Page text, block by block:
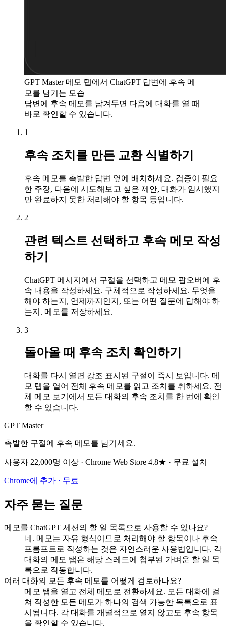
GPT Master 메모 탭에서 ChatGPT 답변에 후속 메
모를 남기는 모습
답변에 후속 메모를 남겨두면 다음에 대화를 열 때
바로 확인할 수 있습니다.
1
후속 조치를 만든 교환 식별하기
후속 메모를 촉발한 답변 옆에 배치하세요. 검증이 필요
한 주장, 다음에 시도해보고 싶은 제안, 대화가 암시했지
만 완료하지 못한 처리해야 할 항목 등입니다.
2
관련 텍스트 선택하고 후속 메모 작성
하기
ChatGPT 메시지에서 구절을 선택하고 메모 팝오버에 후
속 내용을 작성하세요. 구체적으로 작성하세요. 무엇을
해야 하는지, 언제까지인지, 또는 어떤 질문에 답해야 하
는지. 메모를 저장하세요.
3
돌아올 때 후속 조치 확인하기
대화를 다시 열면 강조 표시된 구절이 즉시 보입니다. 메
모 탭을 열어 전체 후속 메모를 읽고 조치를 취하세요. 전
체 메모 보기에서 모든 대화의 후속 조치를 한 번에 확인
할 수 있습니다.
GPT Master
촉발한 구절에 후속 메모를 남기세요.
사용자 22,000명 이상 · Chrome Web Store 4.8★ · 무료 설치
Chrome에 추가 · 무료
자주 묻는 질문
메모를 ChatGPT 세션의 할 일 목록으로 사용할 수 있나요?
네. 메모는 자유 형식이므로 처리해야 할 항목이나 후속
프롬프트로 작성하는 것은 자연스러운 사용법입니다. 각
대화의 메모 탭은 해당 스레드에 첨부된 가벼운 할 일 목
록으로 작동합니다.
여러 대화의 모든 후속 메모를 어떻게 검토하나요?
메모 탭을 열고 전체 메모로 전환하세요. 모든 대화에 걸
쳐 작성한 모든 메모가 하나의 검색 가능한 목록으로 표
시됩니다. 각 대화를 개별적으로 열지 않고도 후속 항목
을 확인할 수 있습니다.